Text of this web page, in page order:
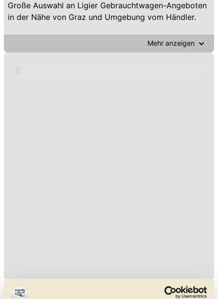
Große Auswahl an Ligier Gebrauchtwagen-Angeboten
in der Nähe von Graz und Umgebung vom Händler.
Mehr anzeigen
Aktuelle Ligier Gebrauchtwagen in der Nähe von Graz und